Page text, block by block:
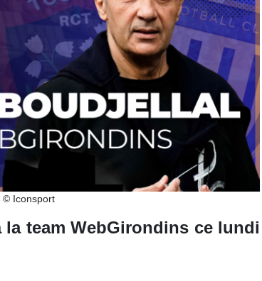
© Iconsport
team WebGirondins ce lundi